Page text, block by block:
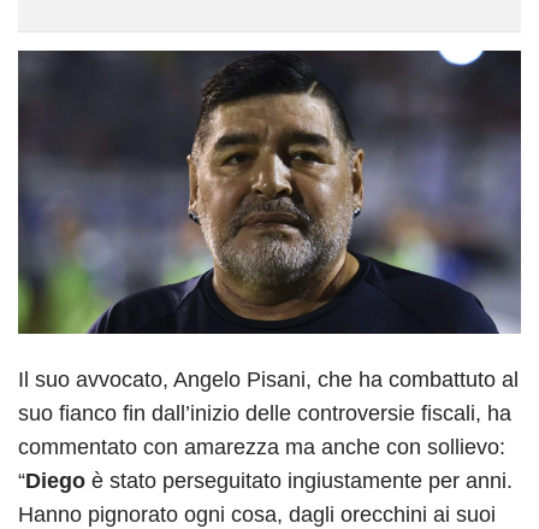
Il suo avvocato, Angelo Pisani, che ha combattuto al
suo fianco fin dall’inizio delle controversie fiscali, ha
commentato con amarezza ma anche con sollievo:
“Diego è stato perseguitato ingiustamente per anni.
Hanno pignorato ogni cosa, dagli orecchini ai suoi